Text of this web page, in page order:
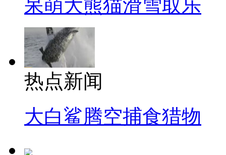
呆萌大熊猫滑雪取乐
热点新闻
大白鲨腾空捕食猎物